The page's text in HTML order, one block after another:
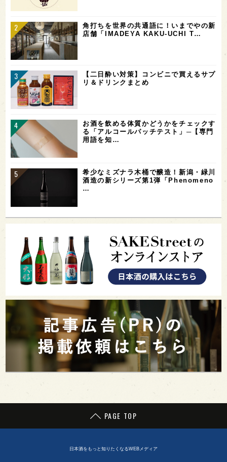
角打ちを世界の共通語に！いまでやの新
店舗「IMADEYA KAKU-UCHI T…
【二日酔い対策】コンビニで買えるサプ
リ＆ドリンクまとめ
お酒を飲める体質かどうかをチェックす
る「アルコールパッチテスト」─【専門
用語を知…
希少なミズナラ木桶で醸造！新潟・緑川
酒造の新シリーズ第1弾「Phenomeno
…
PAGE TOP
日本酒をもっと知りたくなるWEBメディア